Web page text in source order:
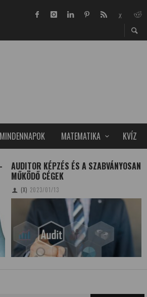
MINDENNAPOK MATEMATIKA KVÍZ
AUDITOR KÉPZÉS ÉS A SZABVÁNYOSAN
MŰKÖDŐ CÉGEK
(X) 2023/01/13